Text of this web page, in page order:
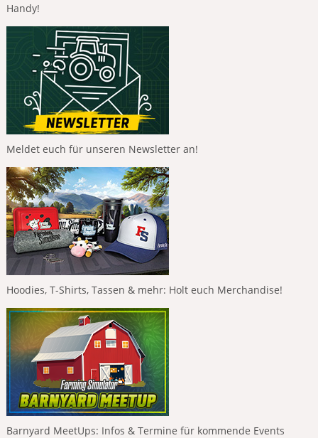
Handy!
Meldet euch für unseren Newsletter an!
Hoodies, T-Shirts, Tassen & mehr: Holt euch Merchandise!
Barnyard MeetUps: Infos & Termine für kommende Events